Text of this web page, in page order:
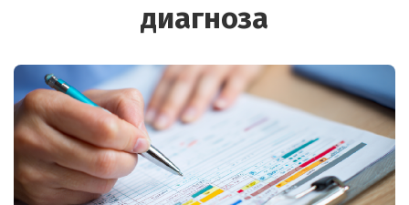
диагноза
Я согласен на обработку моих персональных данных